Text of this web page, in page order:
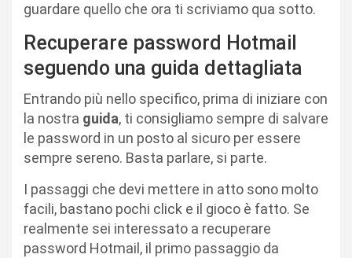
guardare quello che ora ti scriviamo qua sotto.
Recuperare password Hotmail
seguendo una guida dettagliata
Entrando più nello specifico, prima di iniziare con
la nostra guida, ti consigliamo sempre di salvare
le password in un posto al sicuro per essere
sempre sereno. Basta parlare, si parte.
I passaggi che devi mettere in atto sono molto
facili, bastano pochi click e il gioco è fatto. Se
realmente sei interessato a recuperare
password Hotmail, il primo passaggio da